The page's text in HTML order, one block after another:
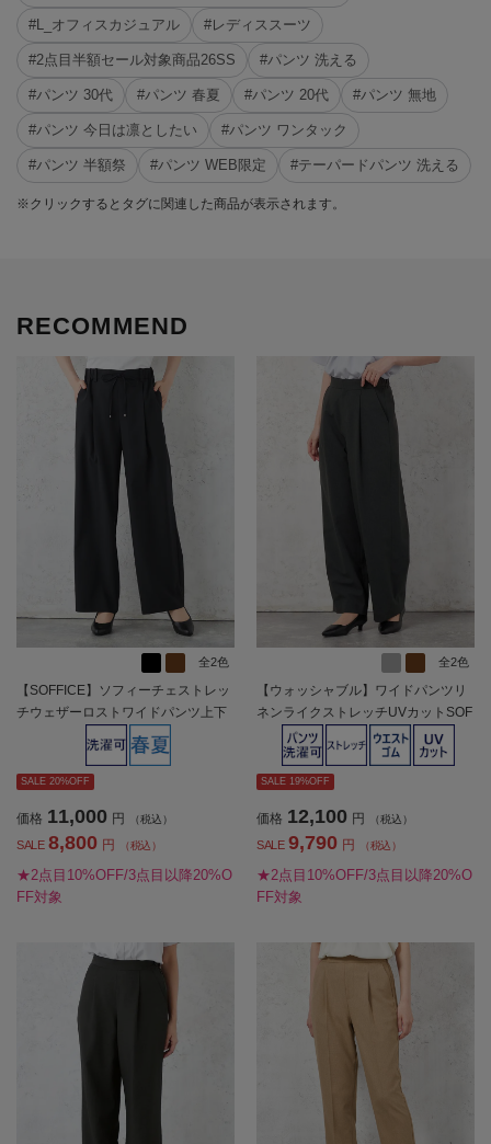
#L_オフィスカジュアル #レディススーツ
#2点目半額セール対象商品26SS #パンツ 洗える
#パンツ 30代 #パンツ 春夏 #パンツ 20代 #パンツ 無地
#パンツ 今日は凛としたい #パンツ ワンタック
#パンツ 半額祭 #パンツ WEB限定 #テーパードパンツ 洗える
※クリックするとタグに関連した商品が表示されます。
RECOMMEND
全2色
【SOFFICE】ソフィーチェストレッ
チウェザーロストワイドパンツ上下
ウォッシャブル春夏【レディース】
SALE 20%OFF
価格 11,000 円 （税込）
SALE 8,800 円 （税込）
★2点目10%OFF/3点目以降20%O
FF対象
全2色
【ウォッシャブル】ワイドパンツリ
ネンライクストレッチUVカットSOF
FICE春夏【レディース】
SALE 19%OFF
価格 12,100 円 （税込）
SALE 9,790 円 （税込）
★2点目10%OFF/3点目以降20%O
FF対象